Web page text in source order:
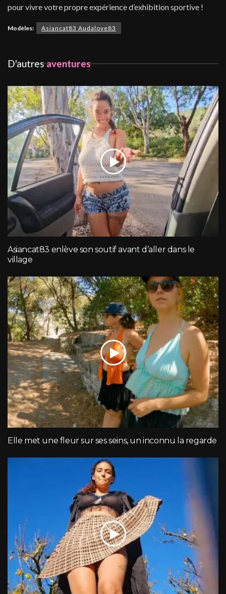
pour vivre votre propre expérience d’exhibition sportive !
Modèles: Asiancat83 Audalove83
D'autresaventures
Asiancat83 enlève son soutif avant d’aller dans le
village
Elle met une fleur sur ses seins, un inconnu la regarde